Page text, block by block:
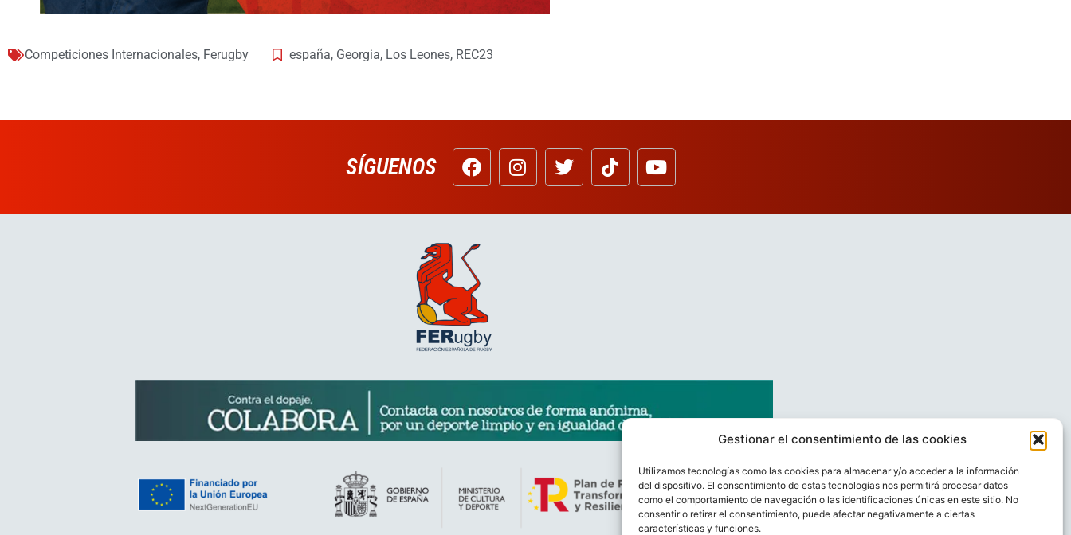
Gestionar el consentimiento de las cookies
Utilizamos tecnologías como las cookies para almacenar y/o acceder a la información
del dispositivo. El consentimiento de estas tecnologías nos permitirá procesar datos
como el comportamiento de navegación o las identificaciones únicas en este sitio. No
consentir o retirar el consentimiento, puede afectar negativamente a ciertas
características y funciones.
Competiciones Internacionales, Ferugby españa, Georgia, Los Leones, REC23
SÍGUENOS